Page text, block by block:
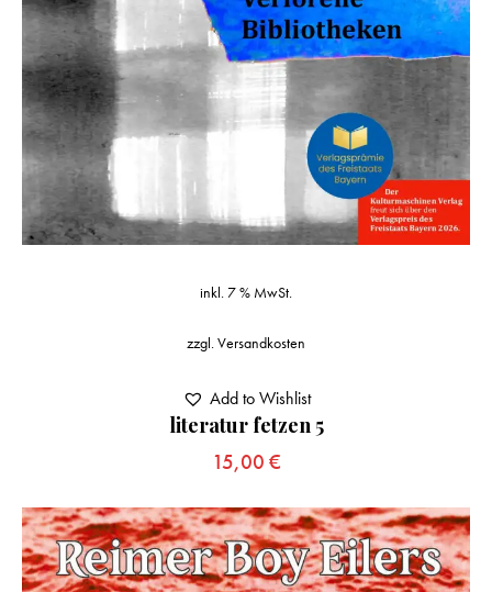
literatur fetzen 5
15,00 €
inkl. 7 % MwSt.
zzgl.Versandkosten
Add to Wishlist